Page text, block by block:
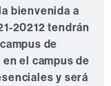
bienvenida a
20212 tendrán
de
el campus de
y será